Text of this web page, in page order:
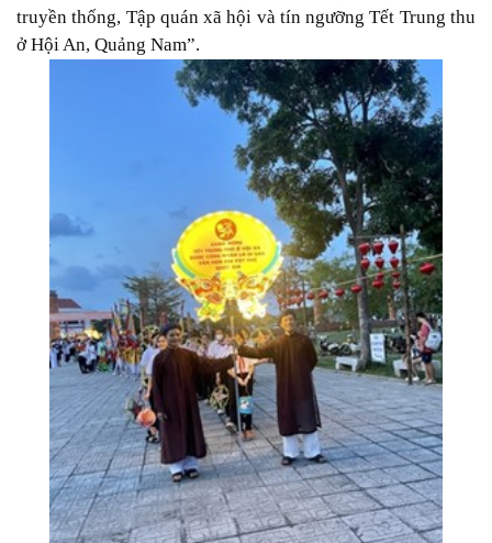
truyền thống, Tập quán xã hội và tín ngưỡng Tết Trung thu
ở Hội An, Quảng Nam”.